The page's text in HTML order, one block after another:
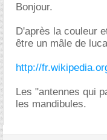
Bonjour.
D'après la couleur
être un mâle de
http://
Les "antennes qui
les mandibules.